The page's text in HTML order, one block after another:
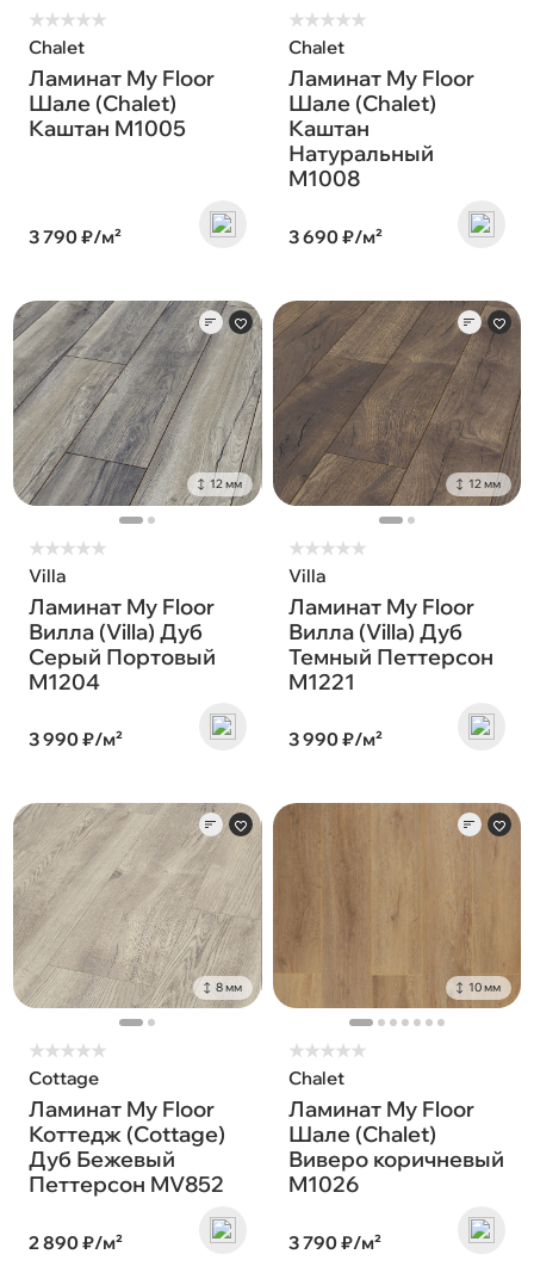
★★★★★
Chalet
Ламинат My Floor
Шале (Chalet)
Каштан M1005
3 790 ₽/м²
★★★★★
Chalet
Ламинат My Floor
Шале (Chalet)
Каштан
Натуральный
M1008
3 690 ₽/м²
12 мм
★★★★★
Villa
Ламинат My Floor
Вилла (Villa) Дуб
Серый Портовый
M1204
3 990 ₽/м²
12 мм
★★★★★
Villa
Ламинат My Floor
Вилла (Villa) Дуб
Темный Петтерсон
M1221
3 990 ₽/м²
8 мм
★★★★★
Cottage
Ламинат My Floor
Коттедж (Cottage)
Дуб Бежевый
Петтерсон MV852
2 890 ₽/м²
10 мм
★★★★★
Chalet
Ламинат My Floor
Шале (Chalet)
Виверо коричневый
M1026
3 790 ₽/м²